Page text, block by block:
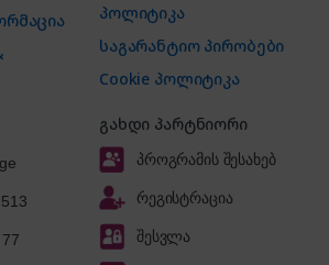
პოლიტიკა
საგარანტიო პირობები
Cookie პოლიტიკა
გახდი პარტნიორი
პროგრამის შესახებ
რეგისტრაცია
შესვლა